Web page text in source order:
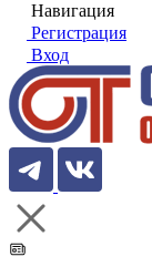
Навигация
Регистрация
Вход